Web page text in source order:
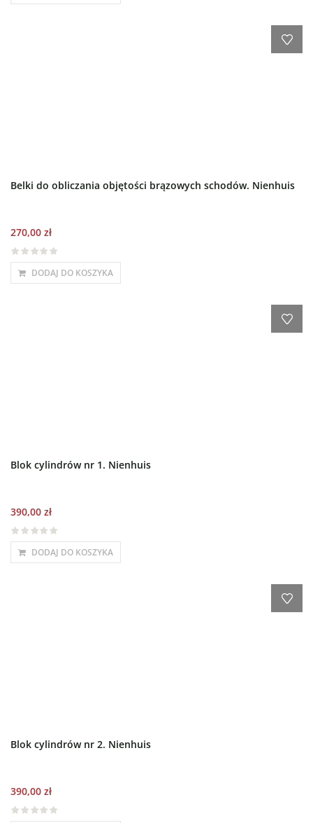
Belki do obliczania objętości brązowych schodów. Nienhuis
270,00 zł
DODAJ DO KOSZYKA
Blok cylindrów nr 1. Nienhuis
390,00 zł
DODAJ DO KOSZYKA
Blok cylindrów nr 2. Nienhuis
390,00 zł